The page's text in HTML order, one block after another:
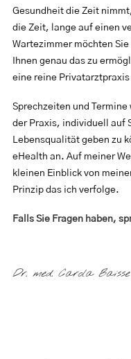
Gesundheit die Zeit
die Zeit, lange auf einen
Wartezimmer möchten
Ihnen genau das zu
eine reine
Sprechzeiten und
der Praxis, individuell auf
Lebensqualität geben zu
eHealth an. Auf meiner
kleinen Einblick von
Prinzip das ich verfolge.
Falls Sie Fragen haben,
Dr. med. Carola Baisse